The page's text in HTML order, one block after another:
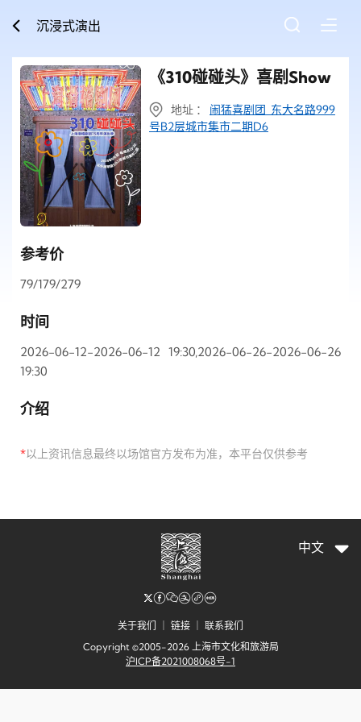
沉浸式演出
《310碰碰头》喜剧Show
地址 ： 闹猛喜剧团 东大名路999
号B2层城市集市二期D6
参考价
79/179/279
时间
2026-06-12-2026-06-12 19:30,2026-06-26-2026-06-26
19:30
介绍
*以上资讯信息最终以场馆官方发布为准，本平台仅供参考
关于我们 链接
联系我们
Copyright ©2005-2026 上海市文化和旅游局
沪ICP备2021008068号-1
中文